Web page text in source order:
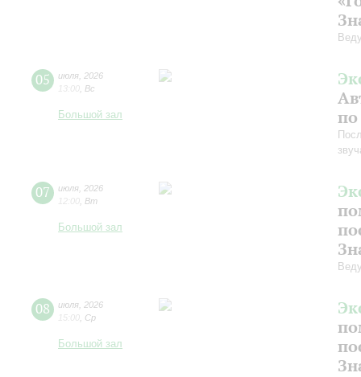
05 июля 2026
13:00 Вс
Большой зал
по
07 июля 2026
12:00 Вт
Большой зал
08 июля 2026
15:00 Ср
Большой зал